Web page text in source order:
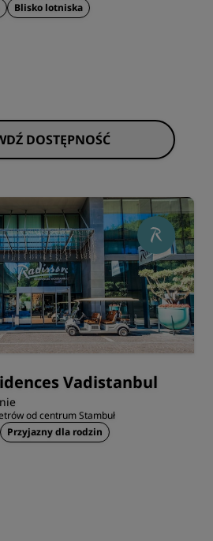
Blisko lotniska
DOSTĘPNOŚĆ
Vadistanbul
od centrum Stambuł
Przyjazny dla rodzin